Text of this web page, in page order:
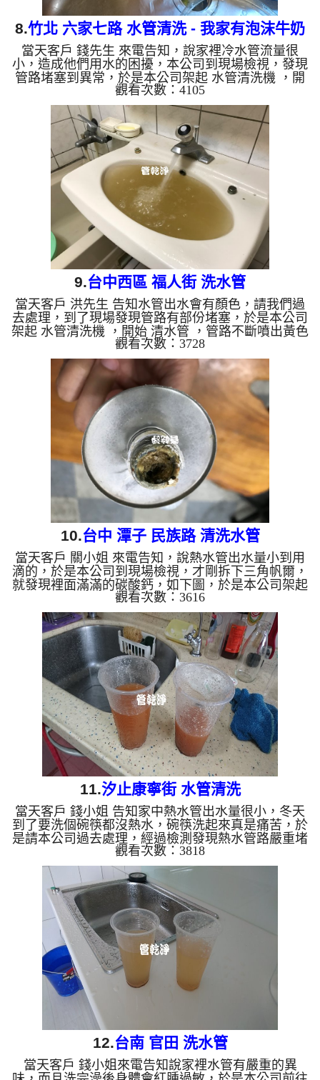
8.竹北 六家七路 水管清洗 - 我家有泡沫牛奶
當天客戶 錢先生 來電告知，說家裡冷水管流量很
小，造成他們用水的困擾，本公司到現場檢視，發現
管路堵塞到異常，於是本公司架起 水管清洗機 ，開
始 清水管 ，管路不斷噴出泡沫狀的牛奶水，如下影
片， 水管清洗 約兩個小時，水管管路終於清洗完成
水量變大，客戶終於可以正常用水了。 清洗水管,水
管清洗, 洗水管, 熱水管堵塞, 熱水忽冷忽熱 ...
觀看次數：4105
9.台中西區 福人街 洗水管
當天客戶 洪先生 告知水管出水會有顏色，請我們過
去處理，到了現場發現管路有部份堵塞，於是本公司
架起 水管清洗機 ，開始 清水管 ，管路不斷噴出黃色
及深綠色的髒水， 水管清洗 約兩個小時，發現有一
熱水管路還是堵住，本公司改用特殊工法，管路不斷
噴出髒水，如下影片，最後水管管路終於清洗完成，
客戶終於可以正常用水了。 清洗水管,水管清洗, 洗水
管, 熱水管堵塞, 熱水忽冷忽熱 ...
觀看次數：3728
10.台中 潭子 民族路 清洗水管
當天客戶 關小姐 來電告知，說熱水管出水量小到用
滴的，於是本公司到現場檢視，才剛拆下三角帆爾，
就發現裡面滿滿的碳酸鈣，如下圖，於是本公司架起
水管清洗機 ，開始 清水管 ，管路狂噴金黃色的維大
力，水的味道如像臭水溝的味道，而且刺鼻， 水管
清洗 約兩個多小時，管路終於清洗完成，用戶終於
可以正常用水了。 清洗水管,水管清洗, 洗水管, 熱水
管堵塞, 熱水忽冷忽熱 ...
觀看次數：3616
11.汐止康寧街 水管清洗
當天客戶 錢小姐 告知家中熱水管出水量很小，冬天
到了要洗個碗筷都沒熱水，碗筷洗起來真是痛苦，於
是請本公司過去處理，經過檢測發現熱水管路嚴重堵
塞，於是本公司架起 水管清洗機 ，開始 洗水管 過程
中，管路一直噴出髒水，如下圖，髒水味道如像臭水
溝出來的， 水管清洗 約兩個多小時，管路終於清洗
完成，客戶在這冬天能愉快的洗碗了。 清洗水管,水
管清洗, 洗水管, 熱水管堵塞, 熱水忽冷忽熱 ...
觀看次數：3818
12.台南 官田 洗水管
當天客戶 錢小姐來電告知說家裡水管有嚴重的異